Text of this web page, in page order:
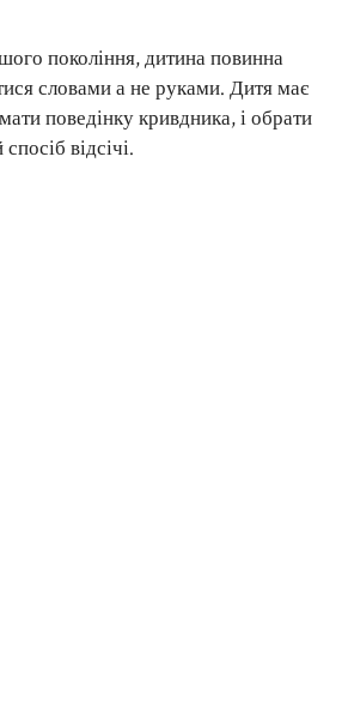
покоління, дитина повинна
словами а не руками. Дитя має
поведінку кривдника, і обрати
відсічі.